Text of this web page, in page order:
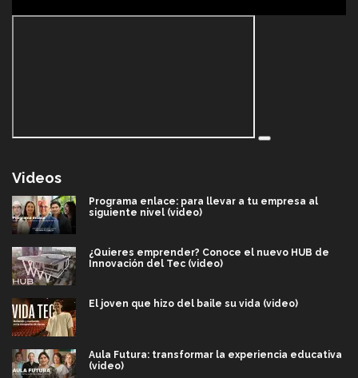
Videos
Programa enlace: para llevar a tu empresa al
siguiente nivel (video)
¿Quieres emprender? Conoce el nuevo HUB de
Innovación del Tec (video)
El joven que hizo del baile su vida (video)
Aula Futura: transformar la experiencia educativa
(video)